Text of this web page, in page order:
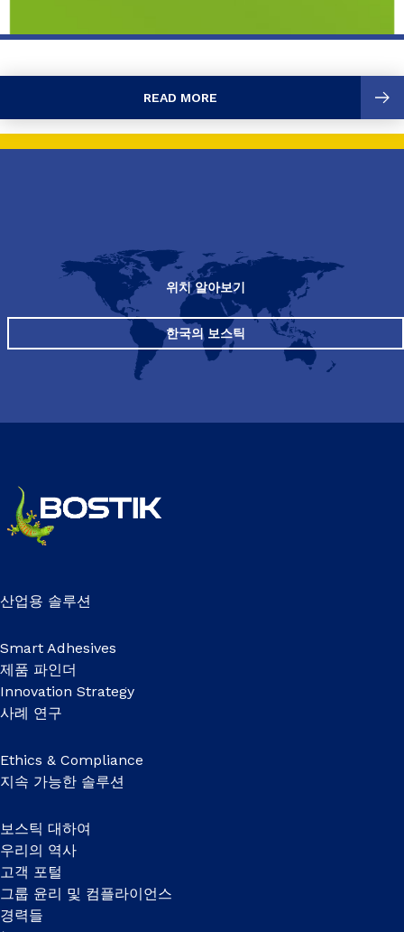
READ MORE
위치 알아보기
한국의 보스틱
산업용 솔루션
Smart Adhesives
제품 파인더
Innovation Strategy
사례 연구
Ethics & Compliance
지속 가능한 솔루션
보스틱 대하여
우리의 역사
고객 포털
그룹 윤리 및 컴플라이언스
경력들